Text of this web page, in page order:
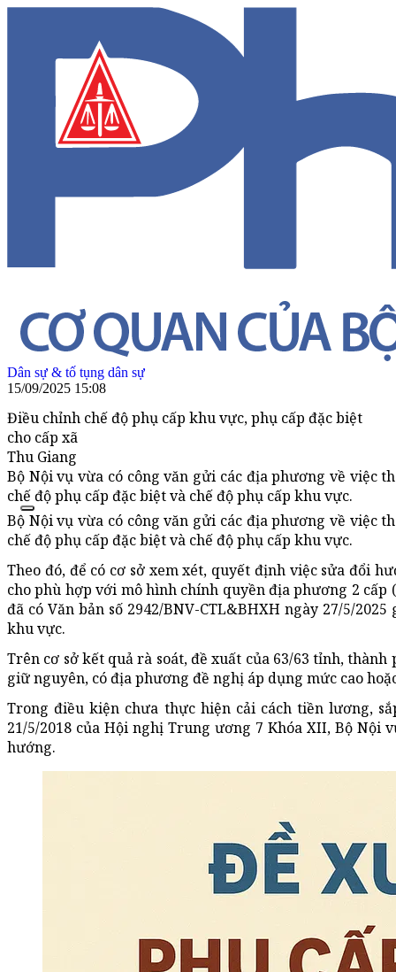
Dân sự & tố tụng dân sự
15/09/2025 15:08
Điều chỉnh chế độ phụ cấp khu vực, phụ cấp đặc biệt
cho cấp xã
Thu Giang
Bộ Nội vụ vừa có công văn gửi các địa phương về việc
chế độ phụ cấp đặc biệt và chế độ phụ cấp khu vực.
Bộ Nội vụ vừa có công văn gửi các địa phương về việc
chế độ phụ cấp đặc biệt và chế độ phụ cấp khu vực.
Theo đó, để có cơ sở xem xét, quyết định việc sửa đổi
cho phù hợp với mô hình chính quyền địa phương 2
đã có Văn bản số 2942/BNV-CTL&BHXH ngày 27/5/
khu vực.
Trên cơ sở kết quả rà soát, đề xuất của 63/63 tỉnh,
giữ nguyên, có địa phương đề nghị áp dụng mức cao
Trong điều kiện chưa thực hiện cải cách tiền lương,
21/5/2018 của Hội nghị Trung ương 7 Khóa XII, Bộ
hướng.